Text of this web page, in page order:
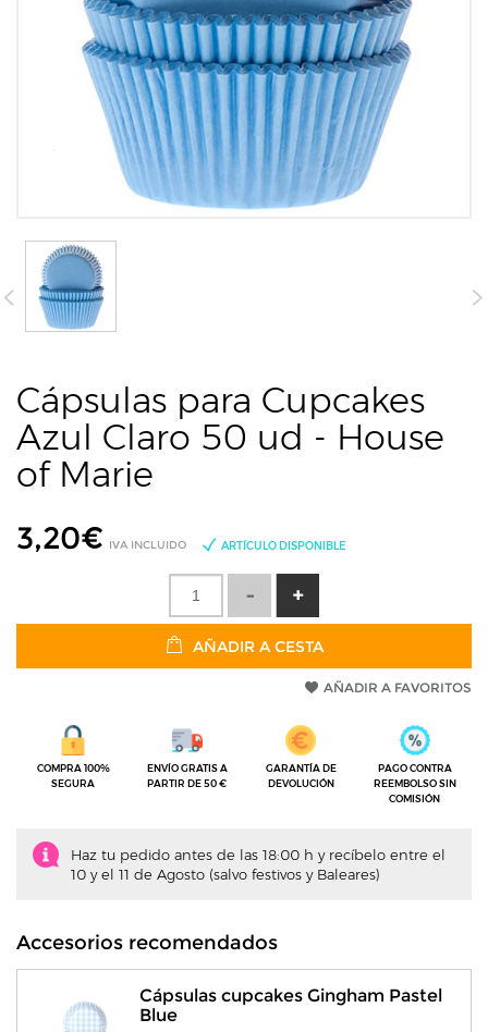
Cápsulas para Cupcakes
Azul Claro 50 ud - House
of Marie
3,20€ IVA INCLUIDO ARTÍCULO DISPONIBLE
AÑADIR A CESTA
AÑADIR A FAVORITOS
COMPRA 100%
SEGURA
ENVÍO GRATIS A
PARTIR DE 50 €
GARANTÍA DE
DEVOLUCIÓN
PAGO CONTRA
REEMBOLSO SIN
COMISIÓN
Haz tu pedido antes de las 18:00 h y recíbelo entre el
10 y el 11 de Agosto (salvo festivos y Baleares)
Accesorios recomendados
Cápsulas cupcakes Gingham Pastel
Blue